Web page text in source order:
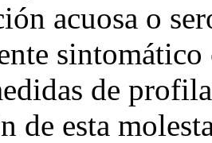
acuosa o
sintomático
de
de esta